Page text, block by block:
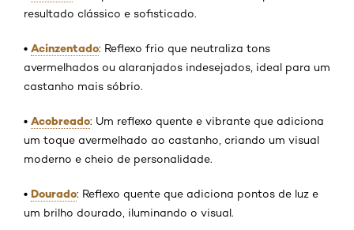
resultado clássico e sofisticado.
• Acinzentado: Reflexo frio que neutraliza tons
avermelhados ou alaranjados indesejados, ideal para um
castanho mais sóbrio.
• Acobreado: Um reflexo quente e vibrante que adiciona
um toque avermelhado ao castanho, criando um visual
moderno e cheio de personalidade.
• Dourado: Reflexo quente que adiciona pontos de luz e
um brilho dourado, iluminando o visual.